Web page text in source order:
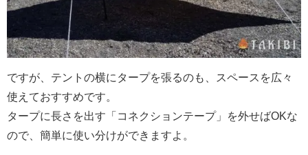
ですが、テントの横にタープを張るのも、スペースを広々
使えておすすめです。
タープに長さを出す「コネクションテープ」を外せばOKな
ので、簡単に使い分けができますよ。